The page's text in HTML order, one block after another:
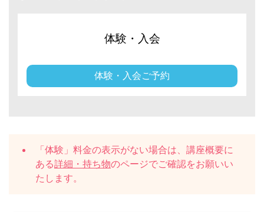
体験・入会
体験・入会ご予約
「体験」料金の表示がない場合は、講座概要に
ある詳細・持ち物のページでご確認をお願いい
たします。